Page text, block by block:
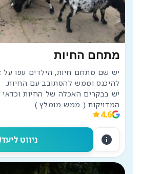
מתחם החיות
המדויקות ( ממש מומלץ )
4.6
ניווט ליעד info